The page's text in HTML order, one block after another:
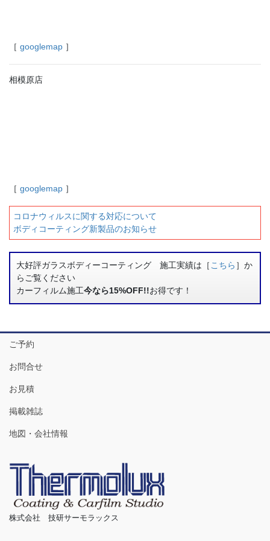
［ googlemap ］
相模原店
［ googlemap ］
コロナウィルスに関する対応について
ボディコーティング新製品のお知らせ
大好評ガラスボディーコーティング 施工実績は［ こちら ］か
らご覧ください
カーフィルム施工今なら15%OFF!!お得です！
ご予約
お問合せ
お見積
掲載雑誌
地図・会社情報
株式会社 技研サーモラックス